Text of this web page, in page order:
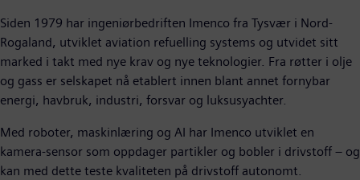
Siden 1979 har ingeniørbedriften Imenco fra Tysvær i Nord-
Rogaland, utviklet aviation refuelling systems og utvidet sitt
marked i takt med nye krav og nye teknologier. Fra røtter i olje
og gass er selskapet nå etablert innen blant annet fornybar
energi, havbruk, industri, forsvar og luksusyachter.
Med roboter, maskinlæring og AI har Imenco utviklet en
kamera-sensor som oppdager partikler og bobler i drivstoff – og
kan med dette teste kvaliteten på drivstoff autonomt.